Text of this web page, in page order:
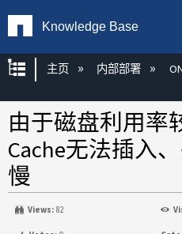
Knowledge Base
扩展/隐缩全局层次
主页 内部部署
由于磁盘利用率
Cache无法插入
慢
Views: 82